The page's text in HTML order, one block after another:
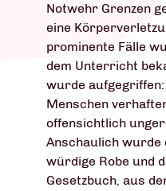
Notwehr Grenzen
eine
prominente Fälle
dem Unterricht
wurde aufgegriffen:
Menschen
offensichtlich
Anschaulich wurde
würdige Robe und
Gesetzbuch, aus